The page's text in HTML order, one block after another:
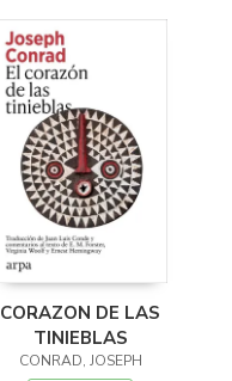
CORAZON DE LAS
TINIEBLAS
CONRAD, JOSEPH